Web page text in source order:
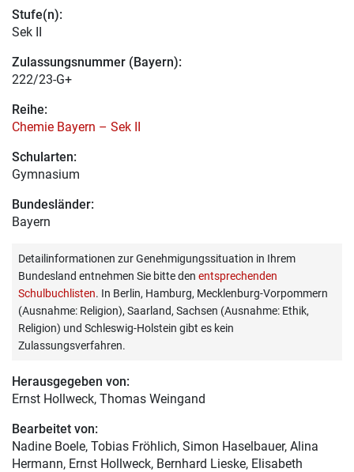
Stufe(n):
Sek II
Zulassungsnummer (Bayern):
222/23-G+
Reihe:
Chemie Bayern – Sek II
Schularten:
Gymnasium
Bundesländer:
Bayern
Detailinformationen zur Genehmigungssituation in Ihrem
Bundesland entnehmen Sie bitte den entsprechenden
Schulbuchlisten. In Berlin, Hamburg, Mecklenburg-Vorpommern
(Ausnahme: Religion), Saarland, Sachsen (Ausnahme: Ethik,
Religion) und Schleswig-Holstein gibt es kein
Zulassungsverfahren.
Herausgegeben von:
Ernst Hollweck, Thomas Weingand
Bearbeitet von:
Nadine Boele, Tobias Fröhlich, Simon Haselbauer, Alina
Hermann, Ernst Hollweck, Bernhard Lieske, Elisabeth